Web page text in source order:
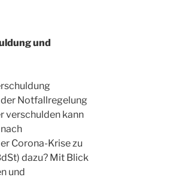
und
Notfallregelung
verschulden kann
Corona-Krise zu
dazu? Mit Blick
und